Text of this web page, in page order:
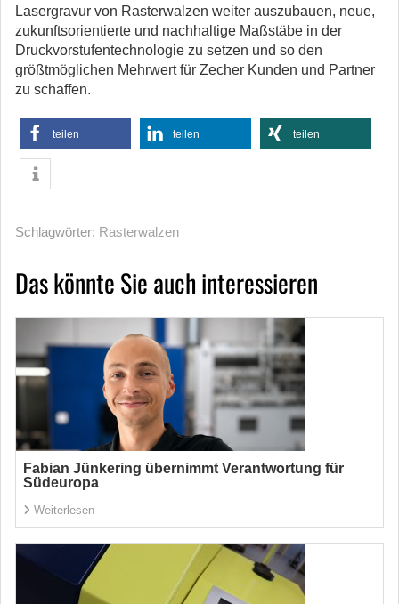
Lasergravur von Rasterwalzen weiter auszubauen, neue,
zukunftsorientierte und nachhaltige Maßstäbe in der
Druckvorstufentechnologie zu setzen und so den
größtmöglichen Mehrwert für Zecher Kunden und Partner
zu schaffen.
teilen teilen teilen
Schlagwörter: Rasterwalzen
Das könnte Sie auch interessieren
Fabian Jünkering übernimmt Verantwortung für
Südeuropa
Weiterlesen